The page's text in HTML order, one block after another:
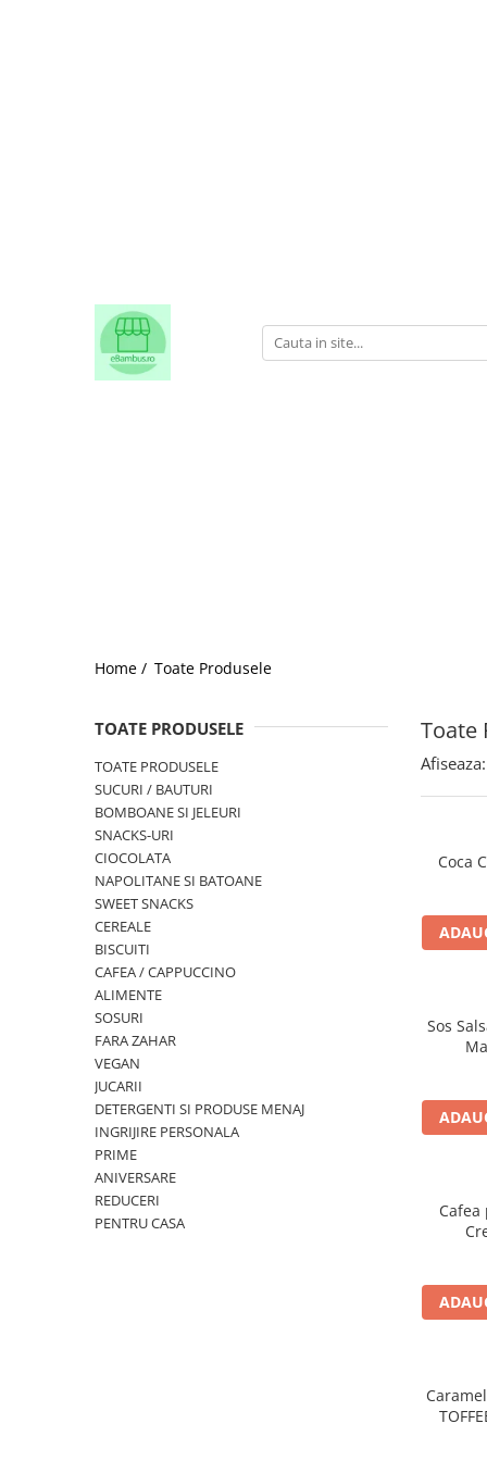
Home / Toate Produsele
Toate
TOATE PRODUSELE
TOATE PRODUSELE
SUCURI / BAUTURI
BOMBOANE SI JELEURI
SNACKS-URI
CIOCOLATA
NAPOLITANE SI BATOANE
SWEET SNACKS
CEREALE
BISCUITI
CAFEA / CAPPUCCINO
ALIMENTE
SOSURI
FARA ZAHAR
VEGAN
JUCARII
DETERGENTI SI PRODUSE MENAJ
INGRIJIRE PERSONALA
PRIME
ANIVERSARE
REDUCERI
PENTRU CASA
Afiseaza:
Coca
Sos